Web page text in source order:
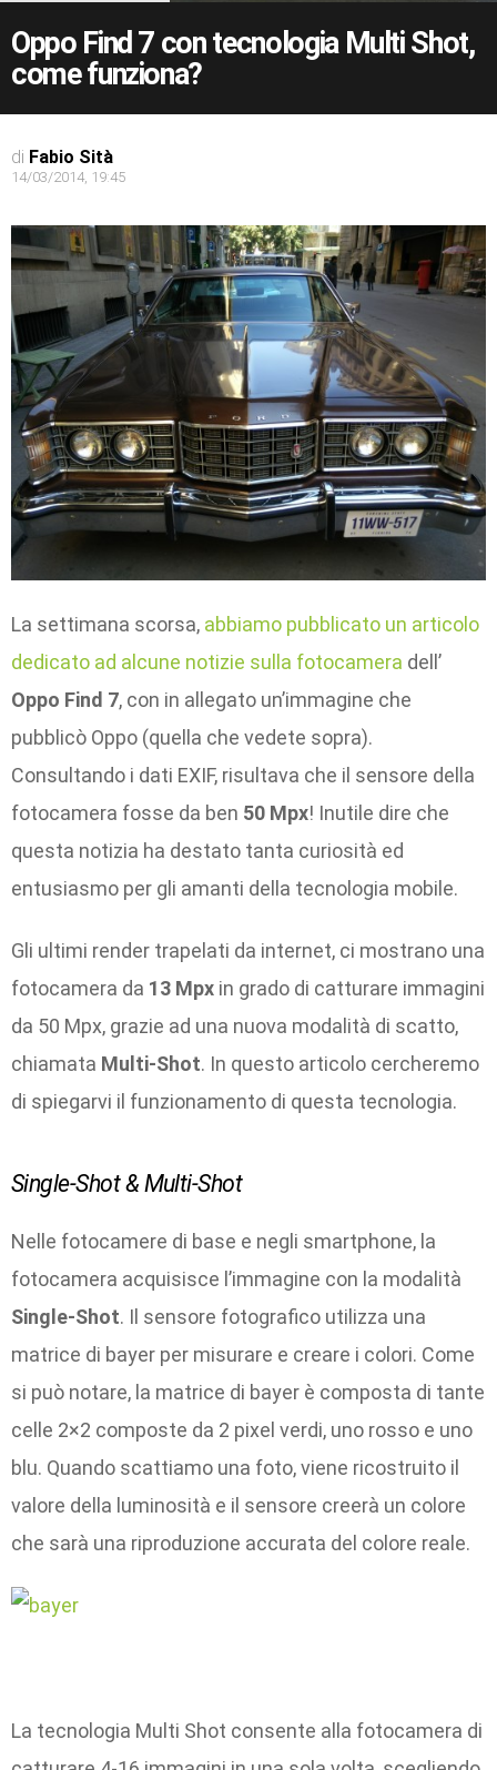
Oppo Find 7 con tecnologia Multi Shot,
come funziona?
di Fabio Sità
14/03/2014, 19:45
La settimana scorsa, abbiamo pubblicato un articolo
dedicato ad alcune notizie sulla fotocamera dell’
Oppo Find 7, con in allegato un’immagine che
pubblicò Oppo (quella che vedete sopra).
Consultando i dati EXIF, risultava che il sensore della
fotocamera fosse da ben 50 Mpx! Inutile dire che
questa notizia ha destato tanta curiosità ed
entusiasmo per gli amanti della tecnologia mobile.
Gli ultimi render trapelati da internet, ci mostrano una
fotocamera da 13 Mpx in grado di catturare immagini
da 50 Mpx, grazie ad una nuova modalità di scatto,
chiamata Multi-Shot. In questo articolo cercheremo
di spiegarvi il funzionamento di questa tecnologia.
Single-Shot & Multi-Shot
Nelle fotocamere di base e negli smartphone, la
fotocamera acquisisce l’immagine con la modalità
Single-Shot. Il sensore fotografico utilizza una
matrice di bayer per misurare e creare i colori. Come
si può notare, la matrice di bayer è composta di tante
celle 2×2 composte da 2 pixel verdi, uno rosso e uno
blu. Quando scattiamo una foto, viene ricostruito il
valore della luminosità e il sensore creerà un colore
che sarà una riproduzione accurata del colore reale.
La tecnologia Multi Shot consente alla fotocamera di